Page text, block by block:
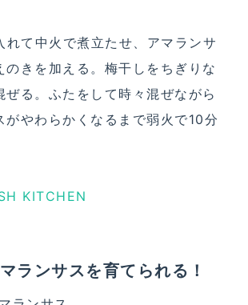
て中火で煮立たせ、アマランサ
のきを加える。梅干しをちぎりな
ぜる。ふたをして時々混ぜながら
がやわらかくなるまで弱火で10分
KITCHEN
ランサスを育てられる！